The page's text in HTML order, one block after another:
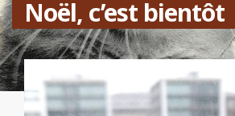
Noël, c’est bientôt